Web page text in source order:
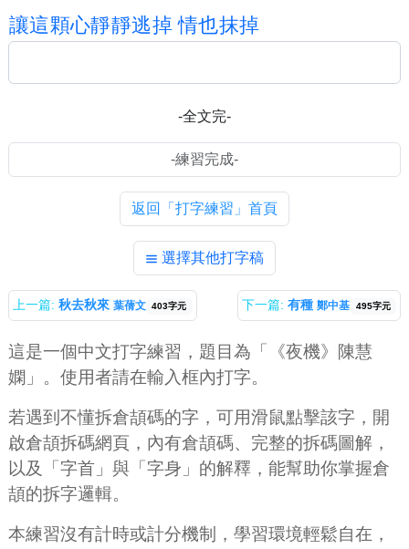
讓這顆心靜靜逃掉 情也抹掉
-全文完-
返回「打字練習」首頁
選擇其他打字稿
上一篇: 秋去秋來 葉蒨文 403字元 下一篇: 有種 鄭中基 495字元
這是一個中文打字練習，題目為「《夜機》陳慧
嫻」。使用者請在輸入框內打字。
若遇到不懂拆倉頡碼的字，可用滑鼠點擊該字，開
啟倉頡拆碼網頁，內有倉頡碼、完整的拆碼圖解，
以及「字首」與「字身」的解釋，能幫助你掌握倉
頡的拆字邏輯。
本練習沒有計時或計分機制，學習環境輕鬆自在，